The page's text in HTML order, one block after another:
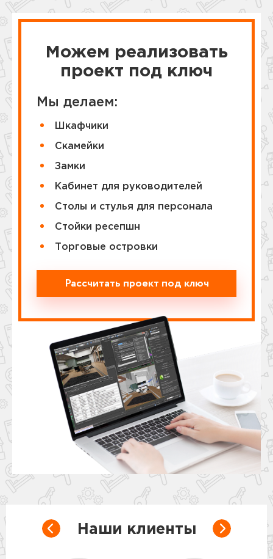
Можем реализовать
проект под ключ
Мы делаем:
Шкафчики
Cкамейки
Замки
Кабинет для руководителей
Столы и стулья для персонала
Стойки ресепшн
Торговые островки
Рассчитать проект под ключ
Наши клиенты